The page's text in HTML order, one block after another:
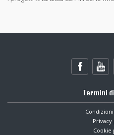
Termini
Privacy
Cookie